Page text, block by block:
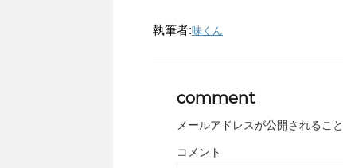
執筆者:味くん
comment
メールアドレスが公開されるこ
コメント